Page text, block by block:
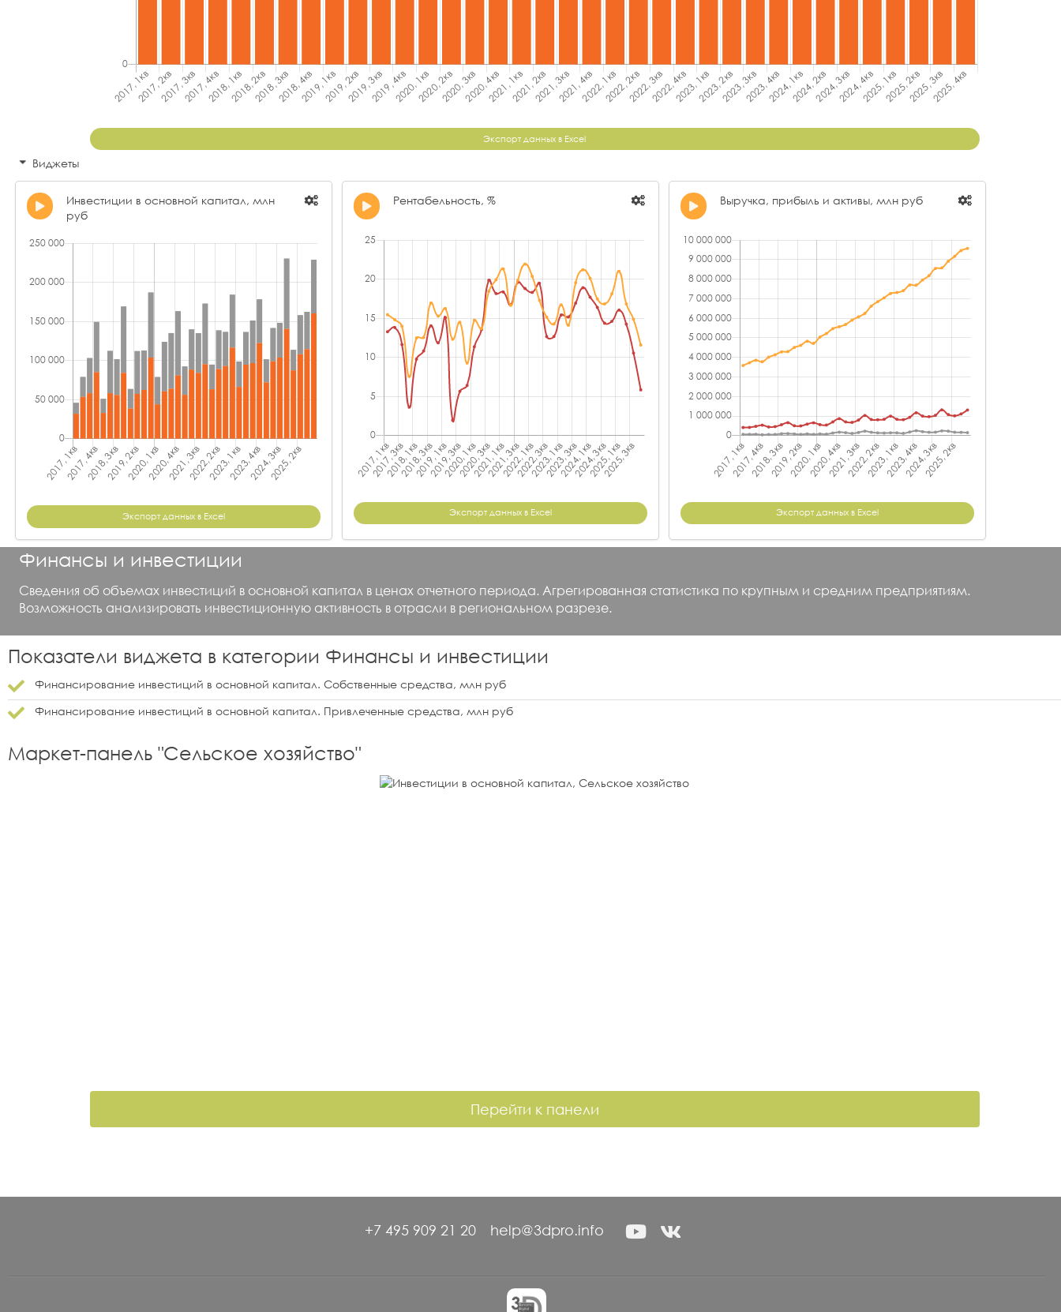
Экспорт данных в Excel
Виджеты
Инвестиции в основной капитал, млн
руб
Экспорт данных в Excel
Рентабельность, %
Экспорт данных в Excel
Выручка, прибыль и активы, млн руб
Экспорт данных в Excel
Финансы и инвестиции
Сведения об объемах инвестиций в основной капитал в ценах отчетного периода. Агрегированная статистика по крупным и средним предприятиям.
Возможность анализировать инвестиционную активность в отрасли в региональном разрезе.
Показатели виджета в категории Финансы и инвестиции
Финансирование инвестиций в основной капитал. Собственные средства, млн руб
Финансирование инвестиций в основной капитал. Привлеченные средства, млн руб
Маркет-панель "Сельское хозяйство"
Перейти к панели
+7 495 909 21 20 help@3dpro.info